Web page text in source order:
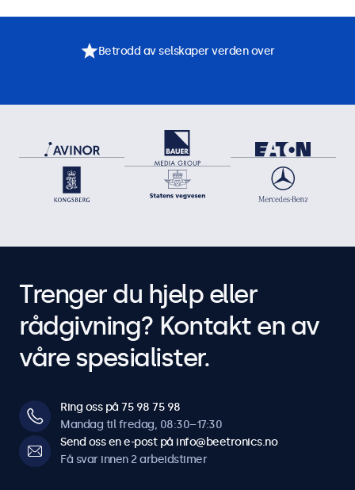
Betrodd av selskaper verden over
Trenger du hjelp eller
rådgivning? Kontakt en av
våre spesialister.
Ring oss på 75 98 75 98
Mandag til fredag, 08:30–17:30
Send oss en e-post på info@beetronics.no
Få svar innen 2 arbeidstimer